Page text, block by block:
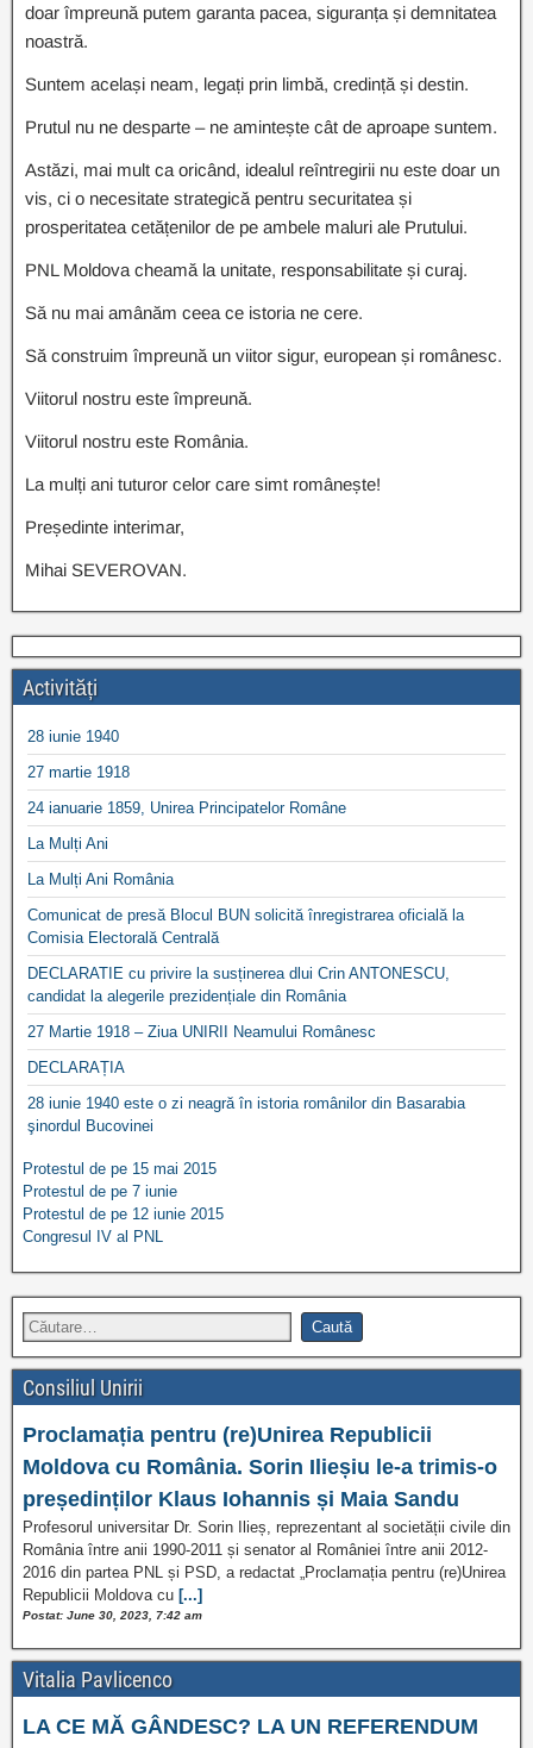
doar împreună putem garanta pacea, siguranța și demnitatea
noastră.
Suntem același neam, legați prin limbă, credință și destin.
Prutul nu ne desparte – ne amintește cât de aproape suntem.
Astăzi, mai mult ca oricând, idealul reîntregirii nu este doar un
vis, ci o necesitate strategică pentru securitatea și
prosperitatea cetățenilor de pe ambele maluri ale Prutului.
PNL Moldova cheamă la unitate, responsabilitate și curaj.
Să nu mai amânăm ceea ce istoria ne cere.
Să construim împreună un viitor sigur, european și românesc.
Viitorul nostru este împreună.
Viitorul nostru este România.
La mulți ani tuturor celor care simt românește!
Președinte interimar,
Mihai SEVEROVAN.
Activități
28 iunie 1940
27 martie 1918
24 ianuarie 1859, Unirea Principatelor Române
La Mulți Ani
La Mulți Ani România
Comunicat de presă Blocul BUN solicită înregistrarea oficială la
Comisia Electorală Centrală
DECLARATIE cu privire la susținerea dlui Crin ANTONESCU,
candidat la alegerile prezidențiale din România
27 Martie 1918 – Ziua UNIRII Neamului Românesc
DECLARAȚIA
28 iunie 1940 este o zi neagră în istoria românilor din Basarabia
şinordul Bucovinei
Protestul de pe 15 mai 2015
Protestul de pe 7 iunie
Protestul de pe 12 iunie 2015
Congresul IV al PNL
Consiliul Unirii
Proclamația pentru (re)Unirea Republicii
Moldova cu România. Sorin Ilieșiu le-a trimis-o
președinților Klaus Iohannis și Maia Sandu
Profesorul universitar Dr. Sorin Ilieș, reprezentant al societății civile din
România între anii 1990-2011 și senator al României între anii 2012-
2016 din partea PNL și PSD, a redactat „Proclamația pentru (re)Unirea
Republicii Moldova cu [...]
Postat: June 30, 2023, 7:42 am
Vitalia Pavlicenco
LA CE MĂ GÂNDESC? LA UN REFERENDUM